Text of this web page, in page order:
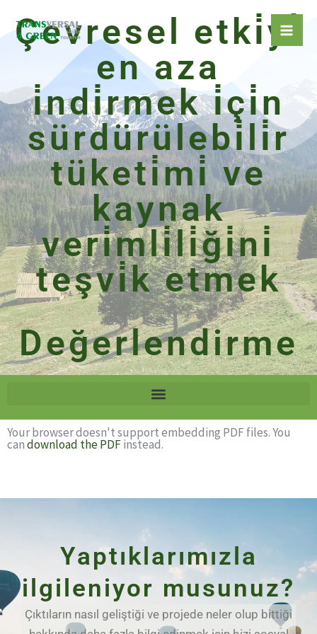
atlaÇevresel etki̇yi̇
en aza
i̇ndi̇rmek i̇çi̇n
sürdürülebi̇li̇r
tüketi̇mi̇ ve
kaynak
veri̇mli̇li̇ği̇ni̇
teşvi̇k etmek
Değerlendirme
Your browser doesn't support embedding PDF files. You
candownload the PDFinstead.
Yaptıklarımızla
ilgileniyor musunuz?
Çıktıların nasıl geliştiği ve projede neler olup bittiği